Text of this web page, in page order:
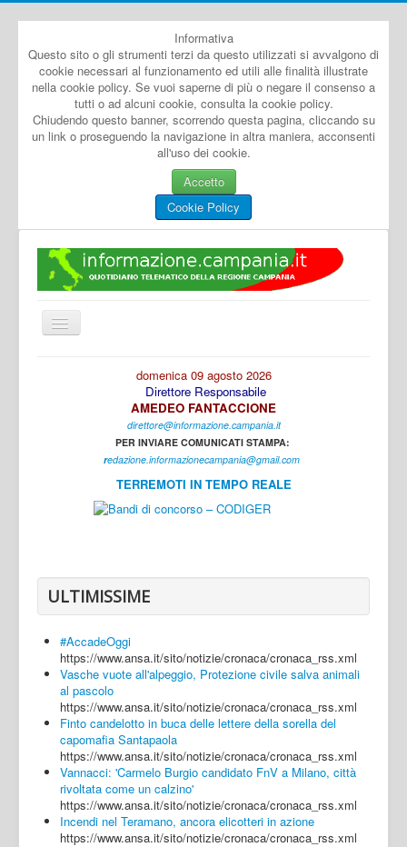
Informativa
Questo sito o gli strumenti terzi da questo utilizzati si avvalgono di
cookie necessari al funzionamento ed utili alle finalità illustrate
nella cookie policy. Se vuoi saperne di più o negare il consenso a
tutti o ad alcuni cookie, consulta la cookie policy.
Chiudendo questo banner, scorrendo questa pagina, cliccando su
un link o proseguendo la navigazione in altra maniera, acconsenti
all'uso dei cookie.
Accetto
Cookie Policy
Cambia
navigazione
Caserta
Napoli
Salerno
Login
domenica 09 agosto 2026
Direttore Responsabile
AMEDEO FANTACCIONE
direttore@informazione.campania.it
PER INVIARE COMUNICATI STAMPA:
redazione.informazionecampania@gmail.com
TERREMOTI IN TEMPO REALE
ULTIMISSIME
#AccadeOggi
https://www.ansa.it/sito/notizie/cronaca/cronaca_rss.xml
Vasche vuote all'alpeggio, Protezione civile salva animali
al pascolo
https://www.ansa.it/sito/notizie/cronaca/cronaca_rss.xml
Finto candelotto in buca delle lettere della sorella del
capomafia Santapaola
https://www.ansa.it/sito/notizie/cronaca/cronaca_rss.xml
Vannacci: 'Carmelo Burgio candidato FnV a Milano, città
rivoltata come un calzino'
https://www.ansa.it/sito/notizie/cronaca/cronaca_rss.xml
Incendi nel Teramano, ancora elicotteri in azione
https://www.ansa.it/sito/notizie/cronaca/cronaca_rss.xml